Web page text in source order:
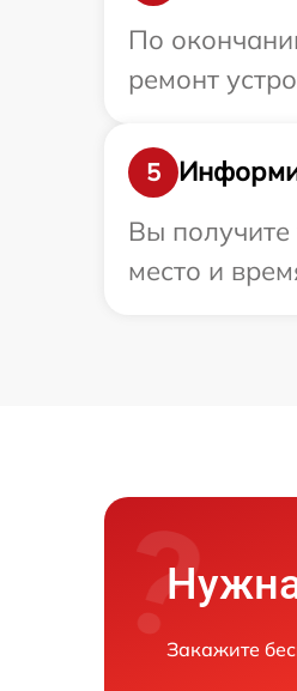
По
ремонт
5
Вы получите
место и
Закажите